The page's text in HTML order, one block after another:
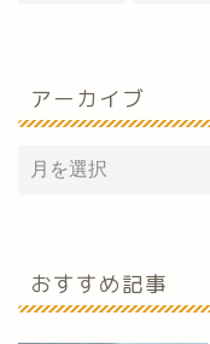
アーカイブ
おすすめ記事